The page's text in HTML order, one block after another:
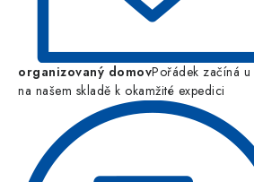
organizovaný domovPořádek začíná
na našem skladě k okamžité expedici